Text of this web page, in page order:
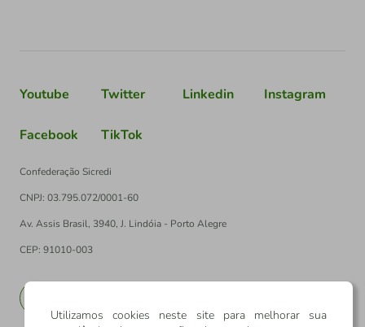
Youtube Twitter Linkedin Instagram
Facebook TikTok
Confederação Sicredi
CNPJ: 03.795.072/0001-60
Av. Assis Brasil, 3940, J. Lindóia - Porto Alegre
CEP: 91010-003
Utilizamos cookies neste site para melhorar sua